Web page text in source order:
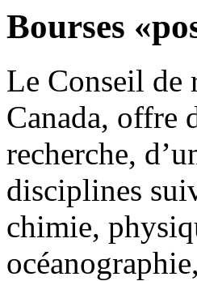
Bourses
Le Conseil de
Canada, offre
recherche,
disciplines
chimie,